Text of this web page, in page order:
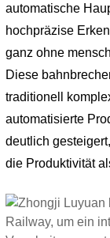
automatische
hochpräzise
ganz ohne
Diese
traditionell
automatisierte
deutlich
die Produktivität